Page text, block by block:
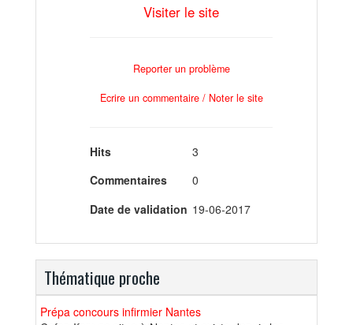
Visiter le site
Reporter un problème
Ecrire un commentaire / Noter le site
Hits
3
Commentaires
0
Date de validation 19-06-2017
Thématique proche
Prépa concours infirmier Nantes